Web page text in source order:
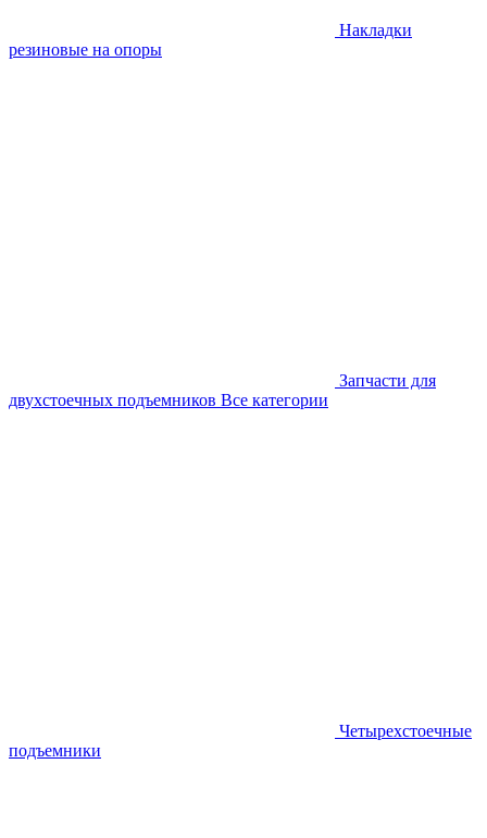
Накладки
резиновые на опоры
Запчасти для
двухстоечных подъемников Все категории
Четырехстоечные
подъемники